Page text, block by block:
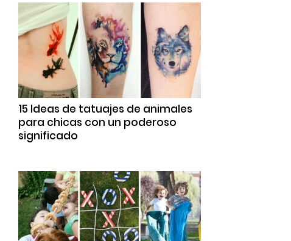
15 Ideas de tatuajes de animales
para chicas con un poderoso
significado